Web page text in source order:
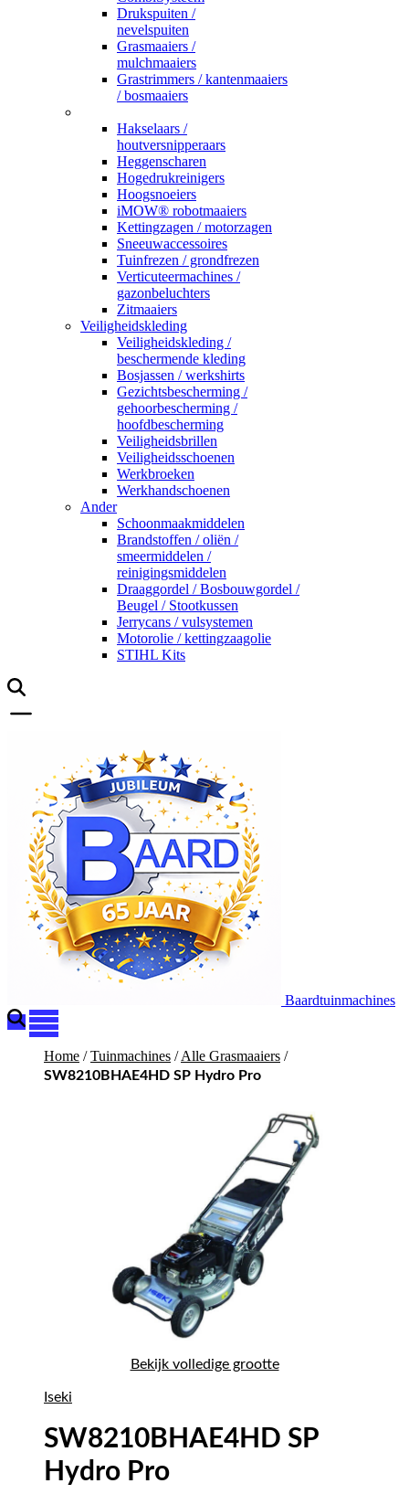
Drukspuiten /
nevelspuiten
Grasmaaiers /
mulchmaaiers
Grastrimmers / kantenmaaiers
/ bosmaaiers
Hakselaars /
houtversnipperaars
Heggenscharen
Hogedrukreinigers
Hoogsnoeiers
iMOW® robotmaaiers
Kettingzagen / motorzagen
Sneeuwaccessoires
Tuinfrezen / grondfrezen
Verticuteermachines /
gazonbeluchters
Zitmaaiers
Veiligheidskleding
Veiligheidskleding /
beschermende kleding
Bosjassen / werkshirts
Gezichtsbescherming /
gehoorbescherming /
hoofdbescherming
Veiligheidsbrillen
Veiligheidsschoenen
Werkbroeken
Werkhandschoenen
Ander
Schoonmaakmiddelen
Brandstoffen / oliën /
smeermiddelen /
reinigingsmiddelen
Draaggordel / Bosbouwgordel /
Beugel / Stootkussen
Jerrycans / vulsystemen
Motorolie / kettingzaagolie
STIHL Kits
Baardtuinmachines
Home /Tuinmachines /Alle Grasmaaiers /
SW8210BHAE4HD SP Hydro Pro
Bekijk volledige grootte
Iseki
SW8210BHAE4HD SP
Hydro Pro